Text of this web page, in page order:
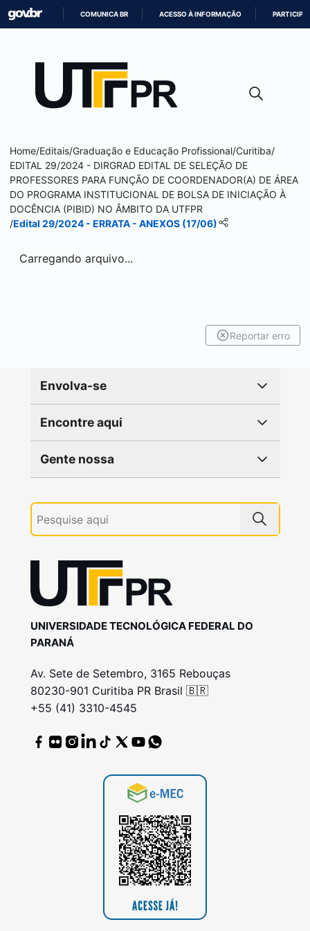
CONTEÚDO
COMUNICA BR ACESSO À INFORMAÇÃO PARTICIPE
Home/Editais/Graduação e Educação Profissional/Curitiba/
EDITAL 29/2024 - DIRGRAD EDITAL DE SELEÇÃO DE
PROFESSORES PARA FUNÇÃO DE COORDENADOR(A) DE ÁREA
DO PROGRAMA INSTITUCIONAL DE BOLSA DE INICIAÇÃO À
DOCÊNCIA (PIBID) NO ÂMBITO DA UTFPR
/Edital 29/2024 - ERRATA - ANEXOS (17/06)
Carregando arquivo...
Reportar erro
Envolva-se
Encontre aqui
Gente nossa
UNIVERSIDADE TECNOLÓGICA FEDERAL DO
PARANÁ
Av. Sete de Setembro, 3165 Rebouças
80230-901 Curitiba PR Brasil 🇧🇷
+55 (41) 3310-4545